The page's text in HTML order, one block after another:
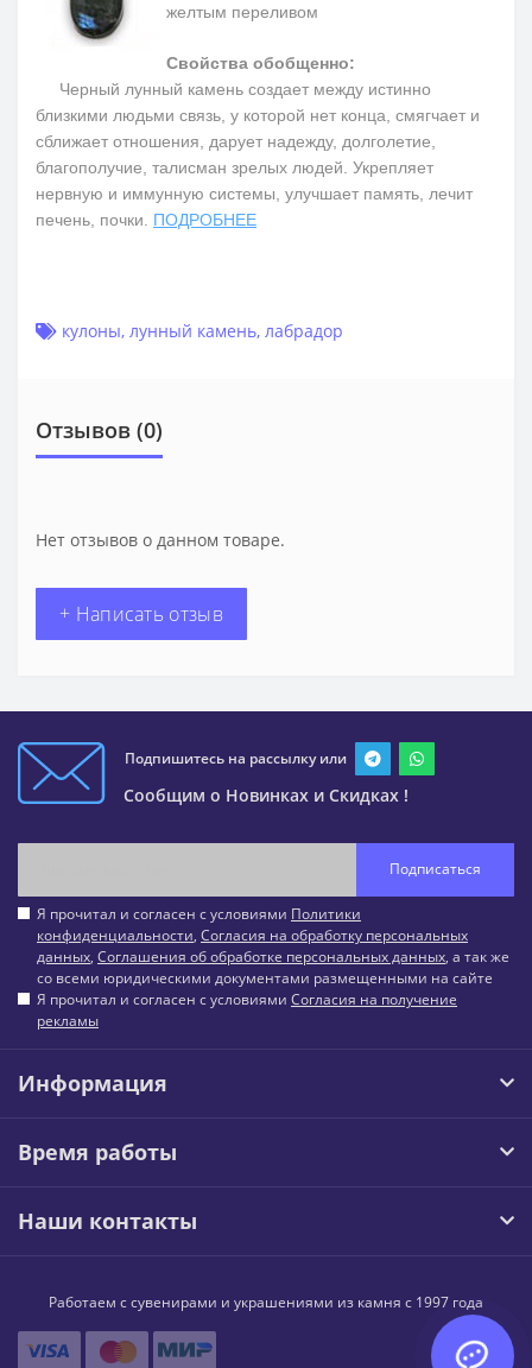
желтым переливом
Свойства обобщенно:
Черный лунный камень создает между истинно
близкими людьми связь, у которой нет конца, смягчает и
сближает отношения, дарует надежду, долголетие,
благополучие, талисман зрелых людей. Укрепляет
нервную и иммунную системы, улучшает память, лечит
печень, почки. ПОДРОБНЕЕ
кулоны, лунный камень, лабрадор
Отзывов (0)
Нет отзывов о данном товаре.
+ Написать отзыв
Подпишитесь на рассылку или
Сообщим о Новинках и Скидках !
Подписаться
Я прочитал и согласен с условиями Политики
конфиденциальности, Согласия на обработку персональных
данных, Соглашения об обработке персональных данных, а так же
со всеми юридическими документами размещенными на сайте
Я прочитал и согласен с условиями Согласия на получение
рекламы
Информация
Время работы
Наши контакты
Работаем с сувенирами и украшениями из камня с 1997 года